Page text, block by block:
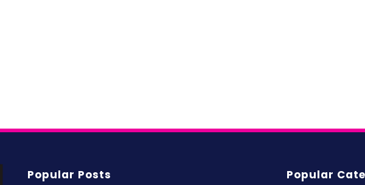
Popular Posts Popular